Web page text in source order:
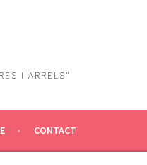
I ARRELS"
CONTACT